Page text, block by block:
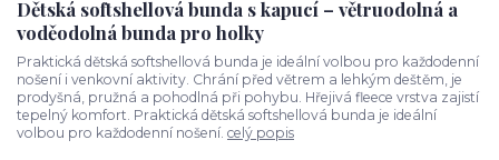
Dětská softshellová bunda s kapucí – větruodolná a
voděodolná bunda pro holky
Praktická dětská softshellová bunda je ideální volbou pro každodenní
nošení i venkovní aktivity. Chrání před větrem a lehkým deštěm, je
prodyšná, pružná a pohodlná při pohybu. Hřejivá fleece vrstva zajistí
tepelný komfort. Praktická dětská softshellová bunda je ideální
volbou pro každodenní nošení. celý popis